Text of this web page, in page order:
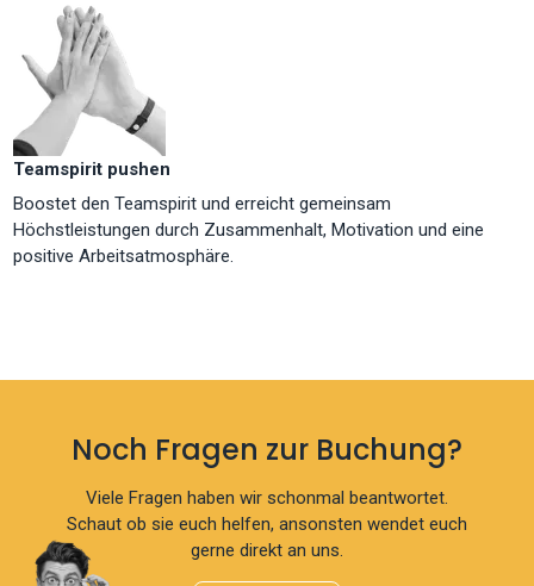
Teamspirit pushen
Boostet den Teamspirit und erreicht gemeinsam
Höchstleistungen durch Zusammenhalt, Motivation und eine
positive Arbeitsatmosphäre.
Noch Fragen zur Buchung?
Viele Fragen haben wir schonmal beantwortet.
Schaut ob sie euch helfen, ansonsten wendet euch
gerne direkt an uns.